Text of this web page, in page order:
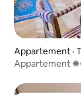
Appartement ·
Appartement